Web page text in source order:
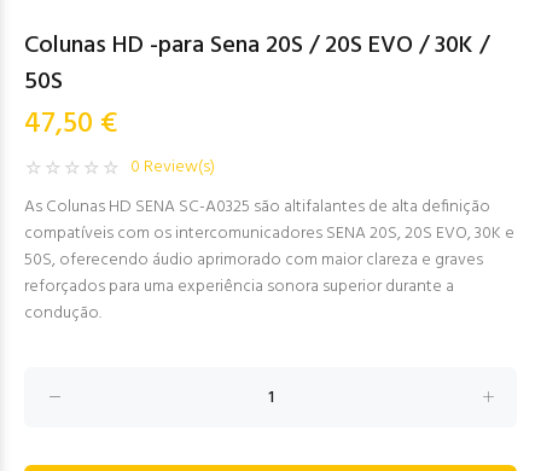
Colunas HD -para Sena 20S / 20S EVO / 30K /
50S
47,50 €
0 Review(s)
As Colunas HD SENA SC-A0325 são altifalantes de alta definição
compatíveis com os intercomunicadores SENA 20S, 20S EVO, 30K e
50S, oferecendo áudio aprimorado com maior clareza e graves
reforçados para uma experiência sonora superior durante a
condução.